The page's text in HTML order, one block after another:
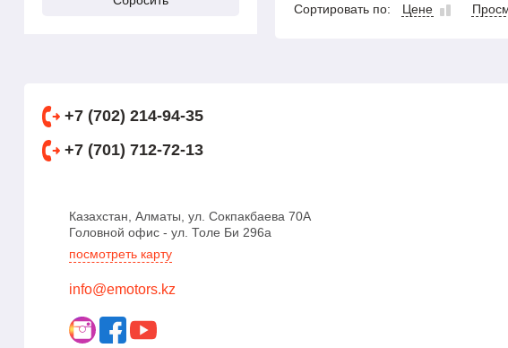
Сортировать по: Цене
+7 (702) 214-94-35
+7 (701) 712-72-13
Казахстан, Алматы, ул. Сокпакбаева 70А
Головной офис - ул. Толе Би 296а
посмотреть карту
info@emotors.kz